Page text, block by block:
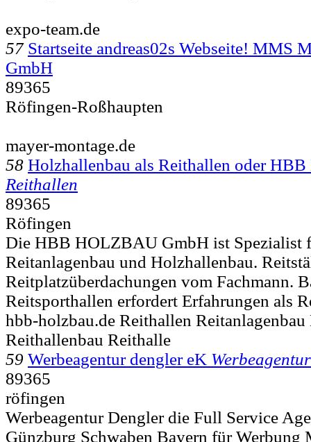
expo-team.de
57 Startseite andreas02s Webseite! MMS
GmbH
89365
Röfingen-Roßhaupten
mayer-montage.de
58 Holzhallenbau als Reithallen oder
Reithallen
89365
Röfingen
Die HBB HOLZBAU GmbH ist Spezialist
Reitanlagenbau und Holzhallenbau.
Reitplatzüberdachungen vom Fachmann.
Reitsporthallen erfordert Erfahrungen als
hbb-holzbau.de Reithallen
Reithallenbau Reithalle
59 Werbeagentur dengler eK Werbeagentur
89365
röfingen
Werbeagentur Dengler die Full Service
Günzburg Schwaben Bayern für Werbung